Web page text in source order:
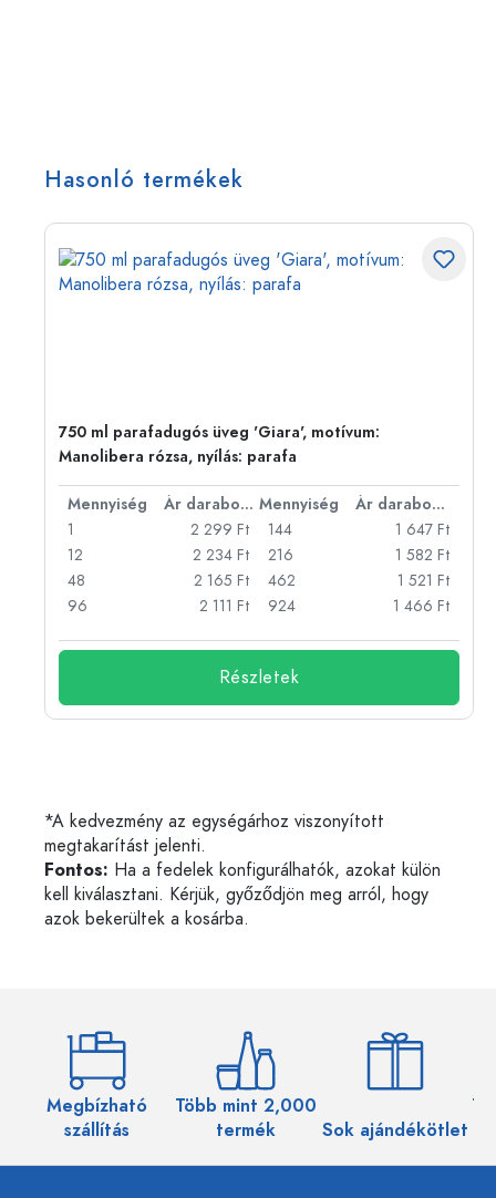
Hasonló termékek
750 ml parafadugós üveg 'Giara', motívum:
Manolibera rózsa, nyílás: parafa
Mennyiség Ár darabonként Mennyiség
Ár darabonként
1
2 299 Ft
12
2 234 Ft
48
2 165 Ft
96
2 111 Ft
144
1 647 Ft
216
1 582 Ft
462
1 521 Ft
924
1 466 Ft
Részletek
*A kedvezmény az egységárhoz viszonyított
megtakarítást jelenti.
Fontos: Ha a fedelek konfigurálhatók, azokat külön
kell kiválasztani. Kérjük, győződjön meg arról, hogy
azok bekerültek a kosárba.
Megbízható
szállítás
Több mint 2,000
termék
Sok ajándékötlet